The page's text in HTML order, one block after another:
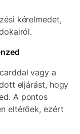
kérelmedet,
vagy a
eljárást, hogy
A pontos
eltérőek, ezért